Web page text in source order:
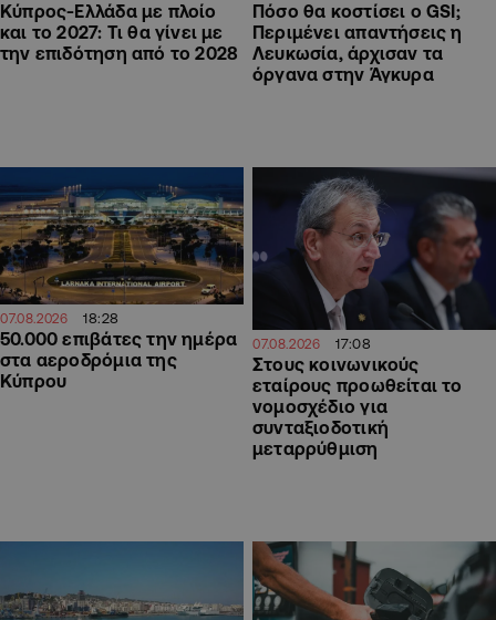
Κύπρος-Ελλάδα με πλοίο
και το 2027: Τι θα γίνει με
την επιδότηση από το 2028
Πόσο θα κοστίσει ο GSI;
Περιμένει απαντήσεις η
Λευκωσία, άρχισαν τα
όργανα στην Άγκυρα
07.08.2026 18:28
50.000 επιβάτες την ημέρα
στα αεροδρόμια της
Κύπρου
07.08.2026 17:08
Στους κοινωνικούς
εταίρους προωθείται το
νομοσχέδιο για
συνταξιοδοτική
μεταρρύθμιση